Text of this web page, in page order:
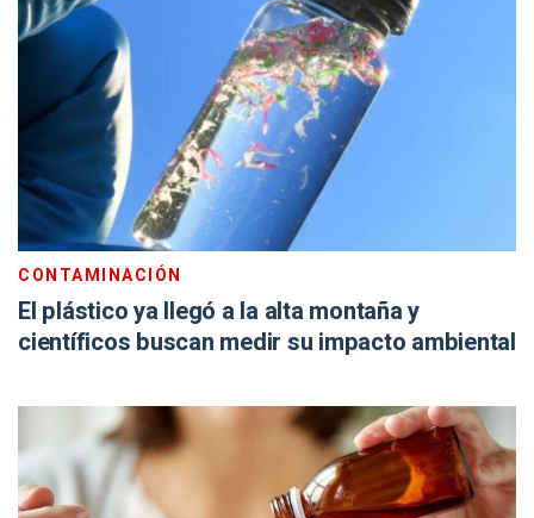
CONTAMINACIÓN
El plástico ya llegó a la alta montaña y
científicos buscan medir su impacto ambiental